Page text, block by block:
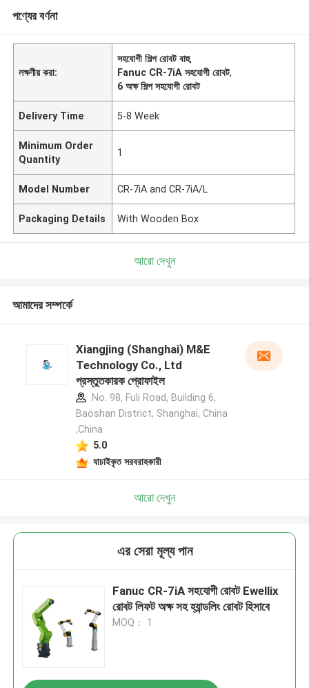
পণ্যের বর্ণনা
লক্ষণীয় করা:
সহযোগী শিল্প রোবট বাহু,
Fanuc CR-7iA সহযোগী রোবট,
6 অক্ষ শিল্প সহযোগী রোবট
Delivery Time 5-8 Week
Minimum Order
Quantity
1
Model Number CR-7iA and CR-7iA/L
Packaging Details With Wooden Box
আরো দেখুন
আমাদের সম্পর্কে
Xiangjing (Shanghai) M&E
Technology Co., Ltd
প্রস্তুতকারক প্রোফাইল
No. 98, Fuli Road, Building 6,
Baoshan District, Shanghai, China
,China
5.0
যাচাইকৃত সরবরাহকারী
আরো দেখুন
এর সেরা মূল্য পান
Fanuc CR-7iA সহযোগী রোবট Ewellix
রোবট লিফট অক্ষ সহ হ্যান্ডলিং রোবট হিসাবে
MOQ： 1